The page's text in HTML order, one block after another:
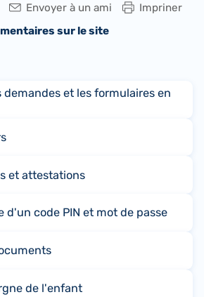
Impriner
Envoyer à un ami
sur le site
demandes et les formulaires en
et attestations
d'un code PIN et mot de passe
de l'enfant